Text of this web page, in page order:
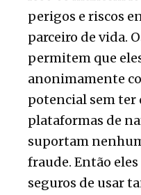
perigos e riscos
parceiro de vida.
permitem que
anonimamente
potencial sem ter
plataformas de
suportam
fraude. Então
seguros de usar